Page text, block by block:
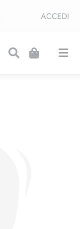
ACCEDI